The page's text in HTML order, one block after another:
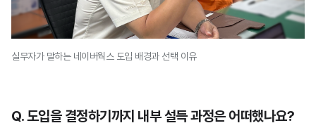
실무자가 말하는 네이버웍스 도입 배경과 선택 이유
Q. 도입을 결정하기까지 내부 설득 과정은 어떠했나요?